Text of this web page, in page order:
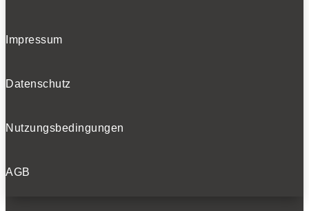
Impressum
Datenschutz
Nutzungsbedingungen
AGB